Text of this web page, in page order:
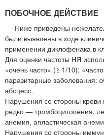
ПОБОЧНОЕ ДЕЙСТВИЕ
Ниже приведены
были выявлены в ходе
применении диклофенака в
Для оценки частоты НЯ
«очень часто» (≥ 1/10);
паразитарные заболевания:
абсцесс.
Нарушения со стороны
редко — тромбоцитопения,
анемия, апластическая
Нарушения со стороны